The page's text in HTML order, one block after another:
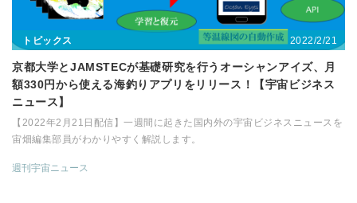
トピックス 2022/2/21
京都大学とJAMSTECが基礎研究を行うオーシャンアイズ、月
額330円から使える海釣りアプリをリリース！【宇宙ビジネス
ニュース】
【2022年2月21日配信】一週間に起きた国内外の宇宙ビジネスニュースを
宙畑編集部員がわかりやすく解説します。
週刊宇宙ニュース